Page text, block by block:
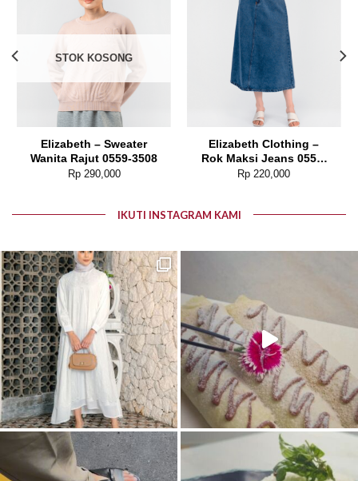
Add to wishlist
STOK KOSONG
Elizabeth – Sweater
Wanita Rajut 0559-3508
Rp290,000
Add to wishlist
Elizabeth Clothing –
Rok Maksi Jeans 0559-
2680
Rp 220,000
IKUTI INSTAGRAM KAMI